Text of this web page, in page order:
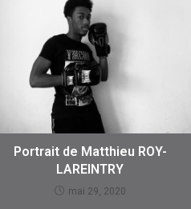
Portrait de Matthieu ROY-
LAREINTRY
mai 29, 2020